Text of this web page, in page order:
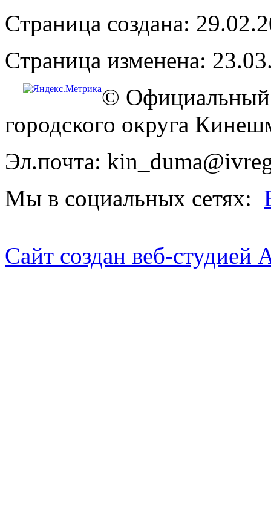
Страница создана:
Страница изменена:
© Официальный
городского округа
Эл.почта:
Мы в социальных сетях:
Сайт создан веб-студией